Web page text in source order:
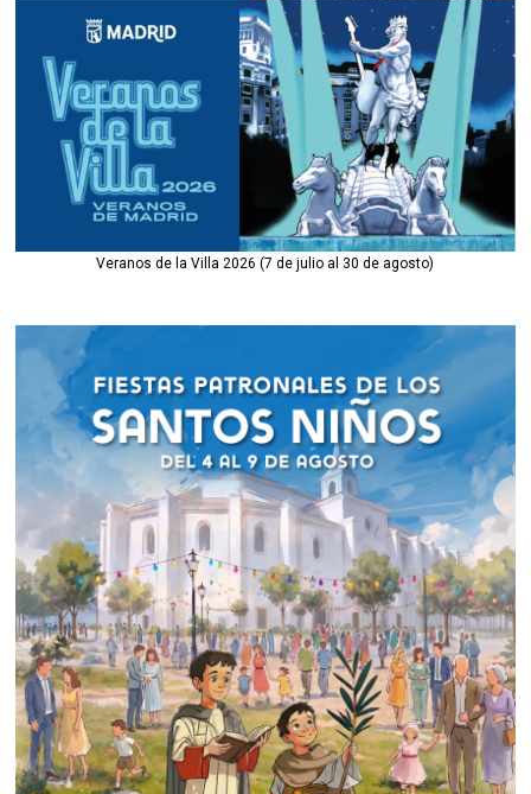
Veranos de la Villa 2026 (7 de julio al 30 de agosto)